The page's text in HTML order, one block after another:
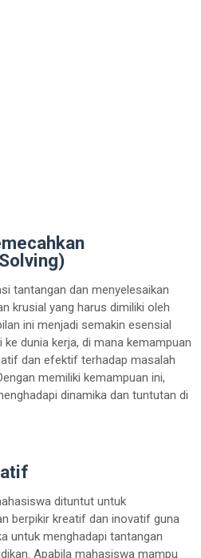
tantangan dan menyelesaikan
krusial yang harus dimiliki oleh
ini menjadi semakin esensial
dunia kerja, di mana kemampuan
dan efektif terhadap masalah
memiliki kemampuan ini,
dinamika dan tuntutan di
dituntut untuk
berpikir kreatif dan inovatif guna
untuk menghadapi tantangan
Apabila mahasiswa mampu